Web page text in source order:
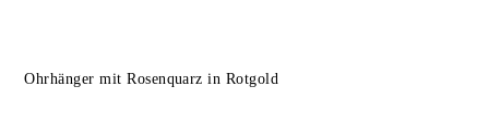
Ohrhänger mit Rosenquarz in Rotgold